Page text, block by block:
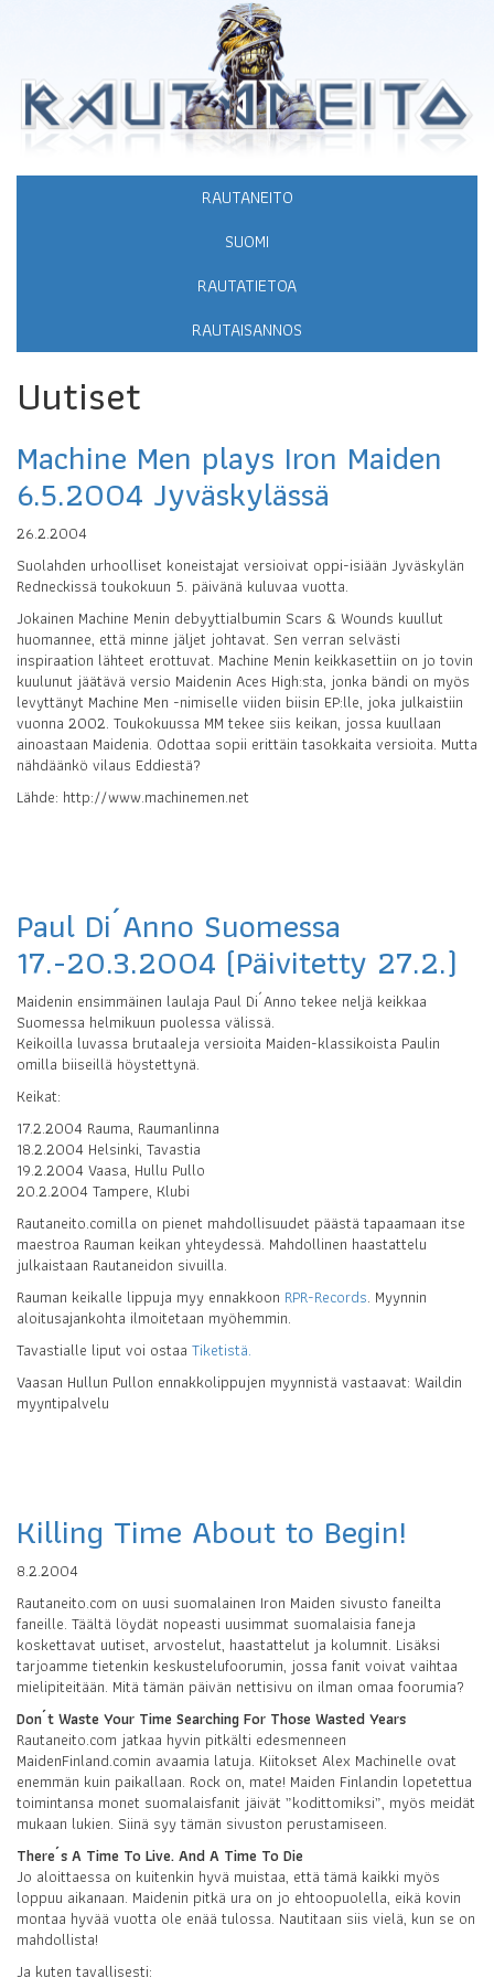
RAUTANEITO
SUOMI
RAUTATIETOA
RAUTAISANNOS
Uutiset
Machine Men plays Iron Maiden
6.5.2004 Jyväskylässä
26.2.2004
Suolahden urhoolliset koneistajat versioivat oppi-isiään Jyväskylän
Redneckissä toukokuun 5. päivänä kuluvaa vuotta.
Jokainen Machine Menin debyyttialbumin Scars & Wounds kuullut
huomannee, että minne jäljet johtavat. Sen verran selvästi
inspiraation lähteet erottuvat. Machine Menin keikkasettiin on jo tovin
kuulunut jäätävä versio Maidenin Aces High:sta, jonka bändi on myös
levyttänyt Machine Men -nimiselle viiden biisin EP:lle, joka julkaistiin
vuonna 2002. Toukokuussa MM tekee siis keikan, jossa kuullaan
ainoastaan Maidenia. Odottaa sopii erittäin tasokkaita versioita. Mutta
nähdäänkö vilaus Eddiestä?
Lähde: http://www.machinemen.net
Paul Di´Anno Suomessa
17.-20.3.2004 (Päivitetty 27.2.)
Maidenin ensimmäinen laulaja Paul Di´Anno tekee neljä keikkaa
Suomessa helmikuun puolessa välissä.
Keikoilla luvassa brutaaleja versioita Maiden-klassikoista Paulin
omilla biiseillä höystettynä.
Keikat:
17.2.2004 Rauma, Raumanlinna
18.2.2004 Helsinki, Tavastia
19.2.2004 Vaasa, Hullu Pullo
20.2.2004 Tampere, Klubi
Rautaneito.comilla on pienet mahdollisuudet päästä tapaamaan itse
maestroa Rauman keikan yhteydessä. Mahdollinen haastattelu
julkaistaan Rautaneidon sivuilla.
Rauman keikalle lippuja myy ennakkoon RPR-Records. Myynnin
aloitusajankohta ilmoitetaan myöhemmin.
Tavastialle liput voi ostaa Tiketistä.
Vaasan Hullun Pullon ennakkolippujen myynnistä vastaavat: Waildin
myyntipalvelu
Killing Time About to Begin!
8.2.2004
Rautaneito.com on uusi suomalainen Iron Maiden sivusto faneilta
faneille. Täältä löydät nopeasti uusimmat suomalaisia faneja
koskettavat uutiset, arvostelut, haastattelut ja kolumnit. Lisäksi
tarjoamme tietenkin keskustelufoorumin, jossa fanit voivat vaihtaa
mielipiteitään. Mitä tämän päivän nettisivu on ilman omaa foorumia?
Don´t Waste Your Time Searching For Those Wasted Years
Rautaneito.com jatkaa hyvin pitkälti edesmenneen
MaidenFinland.comin avaamia latuja. Kiitokset Alex Machinelle ovat
enemmän kuin paikallaan. Rock on, mate! Maiden Finlandin lopetettua
toimintansa monet suomalaisfanit jäivät ”kodittomiksi”, myös meidät
mukaan lukien. Siinä syy tämän sivuston perustamiseen.
There´s A Time To Live. And A Time To Die
Jo aloittaessa on kuitenkin hyvä muistaa, että tämä kaikki myös
loppuu aikanaan. Maidenin pitkä ura on jo ehtoopuolella, eikä kovin
montaa hyvää vuotta ole enää tulossa. Nautitaan siis vielä, kun se on
mahdollista!
Ja kuten tavallisesti: